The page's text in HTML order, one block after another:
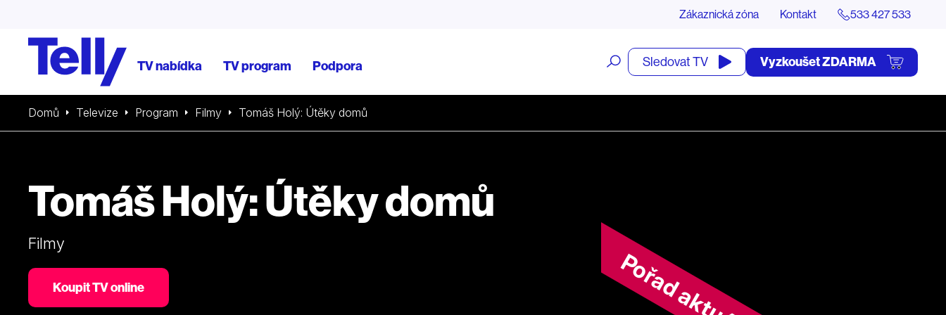
Zákaznická zóna Kontakt 533 427 533
TV nabídka TV program Podpora
Otevřít
vyhledávání
Sledovat TV Vyzkoušet ZDARMA
Domů Televize Program Filmy Tomáš Holý: Útěky domů
Tomáš Holý: Útěky domů
Filmy
Koupit TV online